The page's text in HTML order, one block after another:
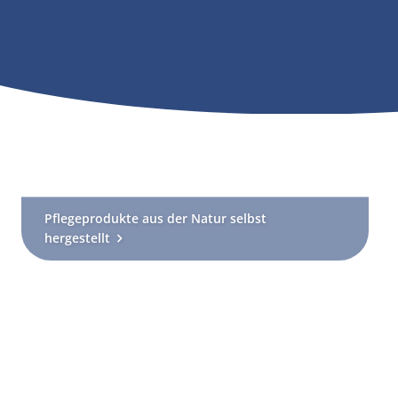
Pflegeprodukte aus der Natur selbst
hergestellt